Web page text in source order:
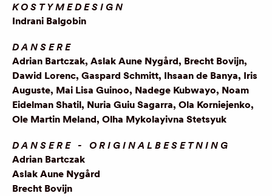
KOSTYMEDESIGN
Indrani Balgobin
DANSERE
Adrian Bartczak, Aslak Aune Nygård, Brecht Bovijn,
Dawid Lorenc, Gaspard Schmitt, Ihsaan de Banya, Iris
Auguste, Mai Lisa Guinoo, Nadege Kubwayo, Noam
Eidelman Shatil, Nuria Guiu Sagarra, Ola Korniejenko,
Ole Martin Meland, Olha Mykolayivna Stetsyuk
DANSERE - ORIGINALBESETNING
Adrian Bartczak
Aslak Aune Nygård
Brecht Bovijn